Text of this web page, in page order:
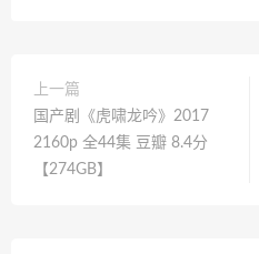
上一篇
国产剧《虎啸龙吟》2017
2160p 全44集 豆瓣 8.4分
【274GB】